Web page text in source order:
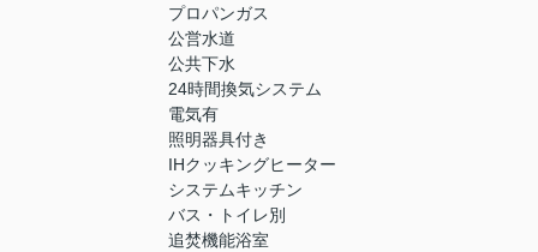
プロパンガス
公営水道
公共下水
24時間換気システム
電気有
照明器具付き
IHクッキングヒーター
システムキッチン
バス・トイレ別
追焚機能浴室